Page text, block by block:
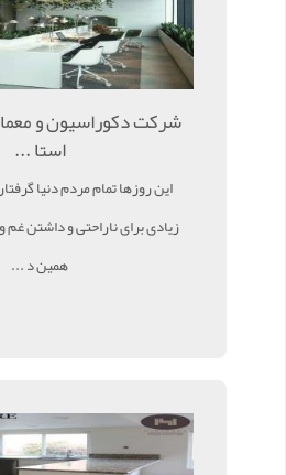
شرکت دکوراسیون و
استا ...
این روزها تمام مردم دنیا
زیادی برای ناراحتی و داشتن
همین د ...